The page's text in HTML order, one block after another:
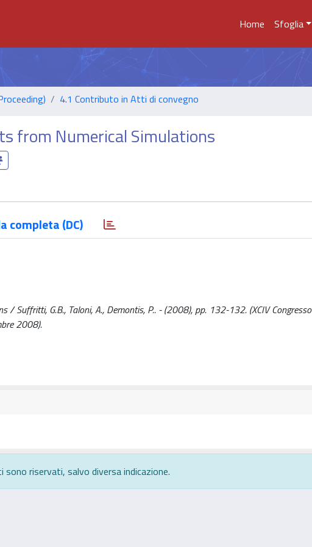
Home Sfoglia
4.1 Contributo in Atti di convegno
from Numerical Simulations
completa (DC)
/ Suffritti, G.B., Taloni, A., Demontis, P.. - (2008), pp. 132-132. (XCIV Congresso
2008).
riservati, salvo diversa indicazione.